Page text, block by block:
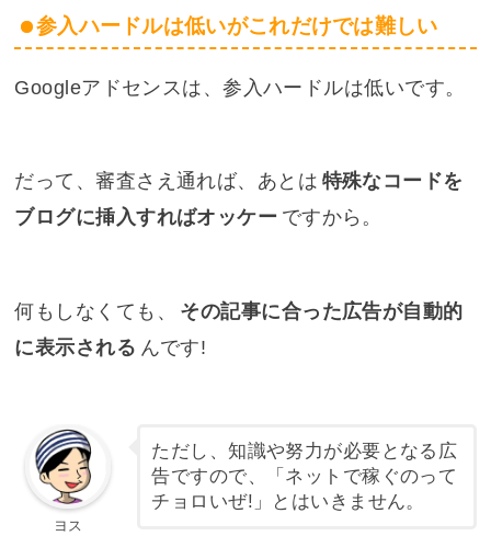
参入ハードルは低いがこれだけでは難しい
Googleアドセンスは、参入ハードルは低いです。
だって、審査さえ通れば、あとは 特殊なコードを
ブログに挿入すればオッケー ですから。
何もしなくても、
その記事に合った広告が自動的
に表示される んです!
ヨス
ただし、知識や努力が必要となる広
告ですので、「ネットで稼ぐのって
チョロいぜ!」とはいきません。